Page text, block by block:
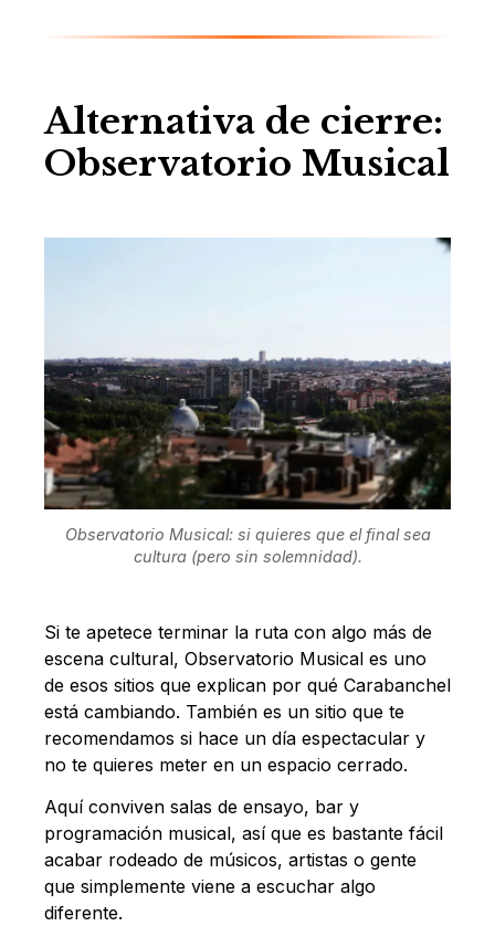
Alternativa de cierre:
Observatorio Musical
Observatorio Musical: si quieres que el final sea
cultura (pero sin solemnidad).
Si te apetece terminar la ruta con algo más de
escena cultural, Observatorio Musical es uno
de esos sitios que explican por qué Carabanchel
está cambiando. También es un sitio que te
recomendamos si hace un día espectacular y
no te quieres meter en un espacio cerrado.
Aquí conviven salas de ensayo, bar y
programación musical, así que es bastante fácil
acabar rodeado de músicos, artistas o gente
que simplemente viene a escuchar algo
diferente.